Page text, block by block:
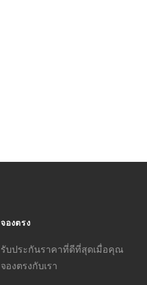
จองตรง
รับประกันราคาที่ดีที่สุดเมื่อคุณ
จองตรงกับเรา